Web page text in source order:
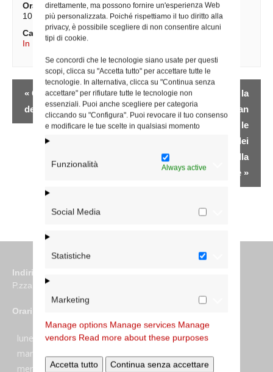
direttamente, ma possono fornire un'esperienza Web
più personalizzata. Poiché rispettiamo il tuo diritto alla
privacy, è possibile scegliere di non consentire alcuni
tipi di cookie.
Se concordi che le tecnologie siano usate per questi
scopi, clicca su "Accetta tutto" per accettare tutte le
tecnologie. In alternativa, clicca su "Continua senza
accettare" per rifiutare tutte le tecnologie non
essenziali. Puoi anche scegliere per categoria
cliccando su "Configura". Puoi revocare il tuo consenso
e modificare le tue scelte in qualsiasi momento
Funzionalità Always active
Social Media
Statistiche
Marketing
Manage options Manage services Manage
vendors Read more about these purposes
Accetta tutto
Continua senza accettare
Ora:
10:30
Categorie Evento:
In Diocesi,Iniziative degli Uffici
Evento
Navigazione
« Giornata Mondiale
del donatore di sangue
Santa Messa presso la
parrocchia San
Sebastiano fuori le
Mura in occasione dei
200 anni della
fondazione »
Indirizzo
P.zza S. Giovanni in Laterano 6 00184 Roma
Orari
lunedi:
7:45–13:45
martedi:
mercoledi:
7:45–13:15 e 14:00-17:30